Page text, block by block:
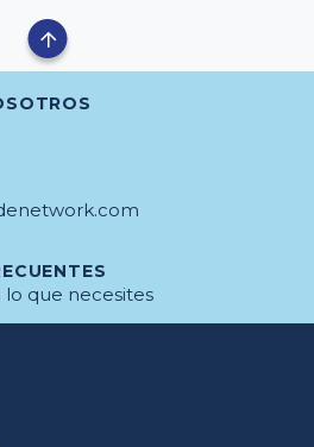
lo que necesites